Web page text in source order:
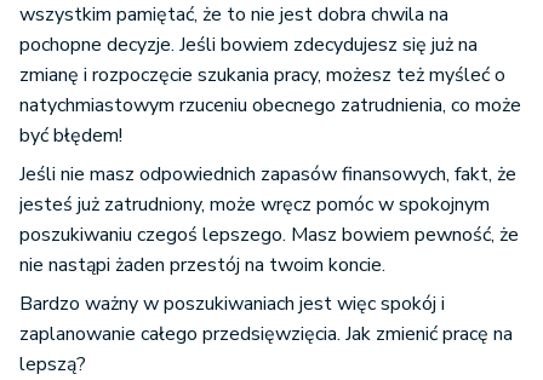
wszystkim pamiętać, że to nie jest dobra chwila na
pochopne decyzje. Jeśli bowiem zdecydujesz się już na
zmianę i rozpoczęcie szukania pracy, możesz też myśleć o
natychmiastowym rzuceniu obecnego zatrudnienia, co może
być błędem!
Jeśli nie masz odpowiednich zapasów finansowych, fakt, że
jesteś już zatrudniony, może wręcz pomóc w spokojnym
poszukiwaniu czegoś lepszego. Masz bowiem pewność, że
nie nastąpi żaden przestój na twoim koncie.
Bardzo ważny w poszukiwaniach jest więc spokój i
zaplanowanie całego przedsięwzięcia. Jak zmienić pracę na
lepszą?